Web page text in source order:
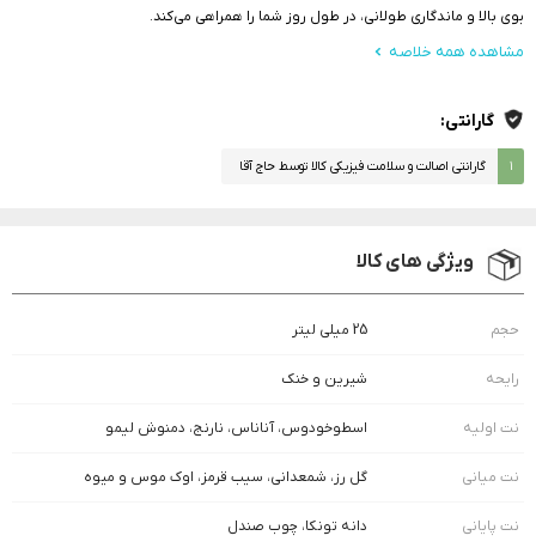
بوی بالا و ماندگاری طولانی، در طول روز شما را همراهی می‌کند.
مشاهده همه خلاصه
گارانتی:
۱ گارانتی اصالت و سلامت فیزیکی کالا توسط حاج آقا
ویژگی های کالا
حجم 25 میلی لیتر
رایحه شیرین و خنک
نت اولیه اسطوخودوس، آناناس، نارنج، دمنوش ليمو
نت میانی گل رز، شمعداني، سيب قرمز، اوك موس و ميوه
نت پایانی دانه تونكا، چوب صندل